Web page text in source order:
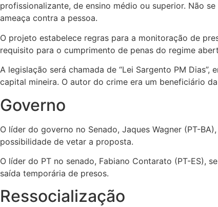
profissionalizante, de ensino médio ou superior. Não
ameaça contra a pessoa.
O projeto estabelece regras para a monitoração de
requisito para o cumprimento de penas do regime
A legislação será chamada de “Lei Sargento PM Dias”,
capital mineira. O autor do crime era um beneficiário
Governo
O líder do governo no Senado, Jaques Wagner (PT-
possibilidade de vetar a proposta.
O líder do PT no senado, Fabiano Contarato (PT-ES),
saída temporária de presos.
Ressocialização